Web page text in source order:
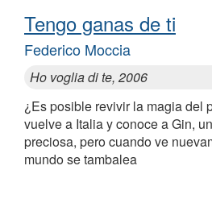
Tengo ganas de ti
Federico Moccia
Ho voglia di te, 2006
¿Es posible revivir la magia del
vuelve a Italia y conoce a Gin,
preciosa, pero cuando ve
mundo se tambalea